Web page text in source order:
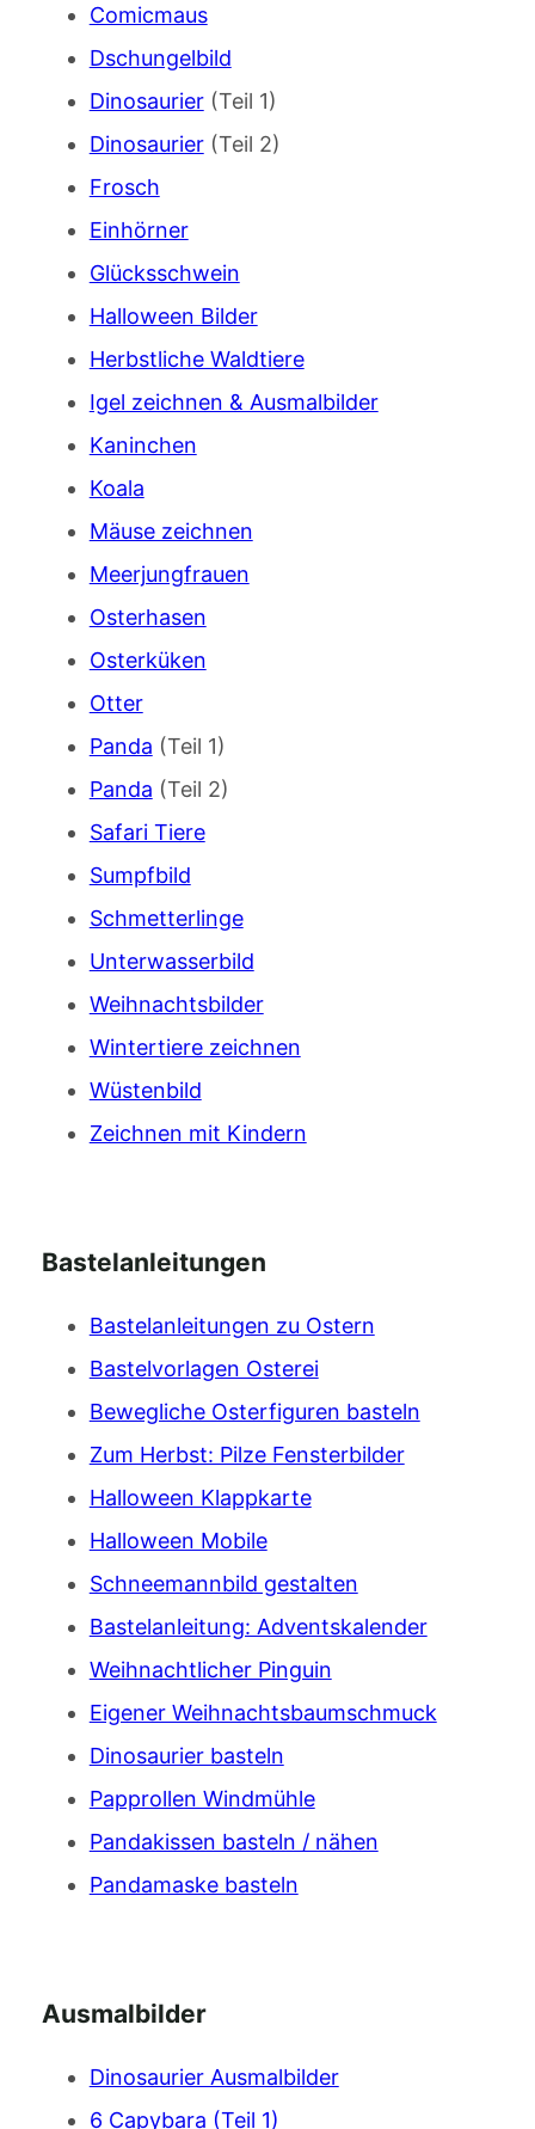
Comicmaus
Dschungelbild
Dinosaurier(Teil 1)
Dinosaurier(Teil 2)
Frosch
Einhörner
Glücksschwein
Halloween Bilder
Herbstliche Waldtiere
Igel zeichnen & Ausmalbilder
Kaninchen
Koala
Mäuse zeichnen
Meerjungfrauen
Osterhasen
Osterküken
Otter
Panda (Teil 1)
Panda (Teil 2)
Safari Tiere
Sumpfbild
Schmetterlinge
Unterwasserbild
Weihnachtsbilder
Wintertiere zeichnen
Wüstenbild
Zeichnen mit Kindern
Bastelanleitungen
Bastelanleitungen zu Ostern
Bastelvorlagen Osterei
Bewegliche Osterfiguren basteln
Zum Herbst: Pilze Fensterbilder
Halloween Klappkarte
Halloween Mobile
Schneemannbild gestalten
Bastelanleitung: Adventskalender
Weihnachtlicher Pinguin
Eigener Weihnachtsbaumschmuck
Dinosaurier basteln
Papprollen Windmühle
Pandakissen basteln / nähen
Pandamaske basteln
Ausmalbilder
Dinosaurier Ausmalbilder
6 Capybara (Teil 1)